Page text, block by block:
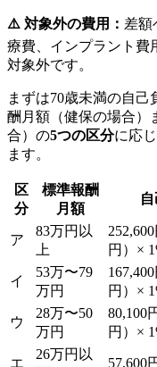
⚠️ 対象外の費用： 差額
療費、インプラント費
対象外です。
まずは70歳未満の自
酬月額（健保の場合）
合）の5つの区分に応
ます。
区
分
標準報酬
月額
ア
83万円以
上
円）×
イ
53万〜79
万円
円）×
ウ
28万〜50
万円
80,100
円）×
エ
26万円以
57,600